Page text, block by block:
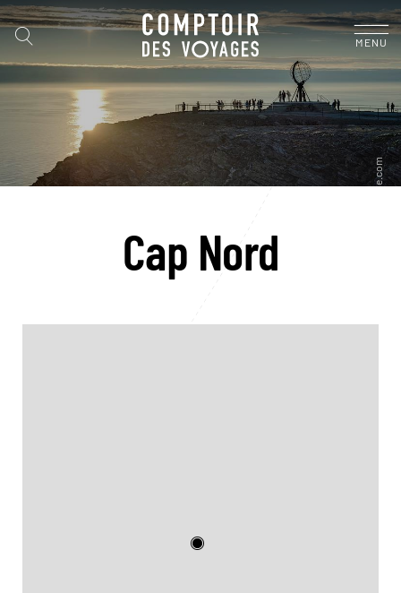
MENU
Cap Nord